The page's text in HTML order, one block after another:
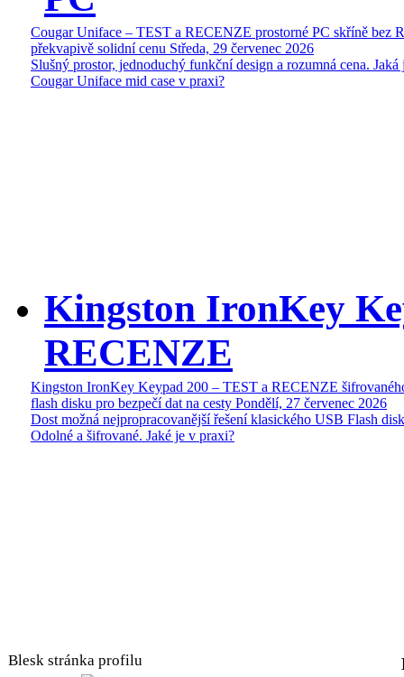
Cougar Uniface – TEST a RECENZE prostorné PC skříně bez
překvapivě solidní cenu Středa, 29 červenec 2026
Slušný prostor, jednoduchý funkční design a rozumná cena. Jaká
Cougar Uniface mid case v praxi?
Kingston IronKey
RECENZE
Kingston IronKey Keypad 200 – TEST a RECENZE
flash disku pro bezpečí dat na cesty Pondělí, 27 červenec 2026
Dost možná nejpropracovanější řešení klasického USB Flash
Odolné a šifrované. Jaké je v praxi?
Blesk stránka profilu